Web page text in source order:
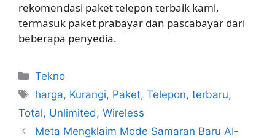
rekomendasi paket telepon terbaik kami,
termasuk paket prabayar dan pascabayar dari
beberapa penyedia.
Kategori
Tekno
Tag
harga, Kurangi, Paket,Telepon,terbaru,
Total, Unlimited, Wireless
Meta Mengklaim Mode Samaran Baru AI-